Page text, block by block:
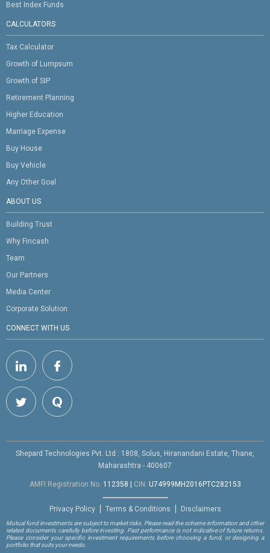
Best Index Funds
CALCULATORS
Tax Calculator
Growth of Lumpsum
Growth of SIP
Retirement Planning
Higher Education
Marriage Expense
Buy House
Buy Vehicle
Any Other Goal
ABOUT US
Building Trust
Why Fincash
Team
Our Partners
Media Center
Corporate Solution
CONNECT WITH US
Shepard Technologies Pvt. Ltd : 1808, Solus, Hiranandani Estate, Thane,
Maharashtra - 400607
AMFI Registration No. 112358 CIN: U74999MH2016PTC282153
Privacy Policy Terms & Conditions Disclaimers
Mutual fund investments are subject to market risks. Please read the scheme information and other
related documents carefully before investing. Past performance is not indicative of future returns.
Please consider your specific investment requirements before choosing a fund, or designing a
portfolio that suits your needs.